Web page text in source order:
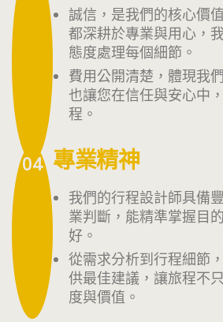
誠信，是我們的核心價
都深耕於專業與用心，
態度處理每個細節。
費用公開清楚，體現我
也讓您在信任與安心中
程。
04 專業精神
我們的行程設計師具備
業判斷，能精準掌握目
好。
從需求分析到行程細節
供最佳建議，讓旅程不
度與價值。